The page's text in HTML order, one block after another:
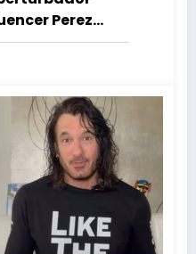
Perez
fans a pedir